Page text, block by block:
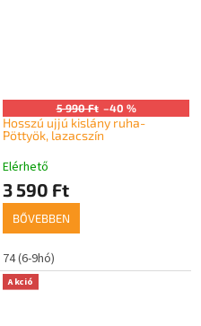
5 990 Ft –40 %
Hosszú ujjú kislány ruha-
Pöttyök, lazacszín
Elérhető
3 590 Ft
BŐVEBBEN
74 (6-9hó)
Akció